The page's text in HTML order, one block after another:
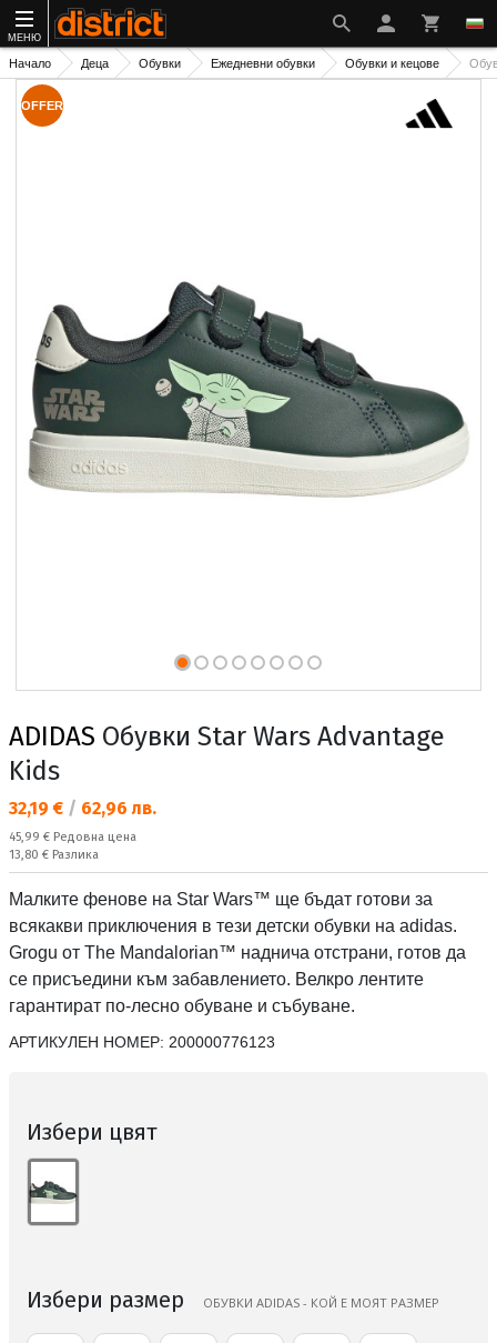
МЕНЮ
Начало Деца Обувки Ежедневни обувки Обувки и кецове
OFFER
ADIDAS Обувки Star Wars Advantage
Kids
Текуща цена:
32,19 € / 62,96 лв.
Редовна цена:
45,99 € Редовна цена
Спестявате:
13,80 € Разлика
Малките фенове на Star Wars™ ще бъдат готови за
всякакви приключения в тези детски обувки на adidas.
Grogu от The Mandalorian™ наднича отстрани, готов да
се присъедини към забавлението. Велкро лентите
гарантират по-лесно обуване и събуване.
АРТИКУЛЕН НОМЕР: 200000776123
Избери цвят
Избери размер ОБУВКИ ADIDAS - КОЙ Е МОЯТ РАЗМЕР